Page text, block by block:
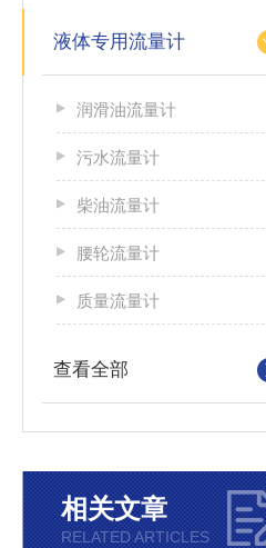
液体专用流量计
润滑油流量计
污水流量计
柴油流量计
腰轮流量计
质量流量计
查看全部
相关文章
RELATED ARTICLES